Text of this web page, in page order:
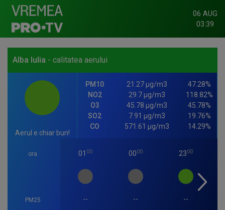
06 AUG
03:39
Alba Iulia - calitatea aerului
Aerul e chiar bun!
PM10 21.27 µg/m3
47.28%
NO2
29.7 µg/m3
118.82%
O3
45.78 µg/m3
45.78%
SO2
7.91 µg/m3
19.76%
CO
571.61 µg/m3 14.29%
ora
PM25
01 00
--
0000
--
2300
--